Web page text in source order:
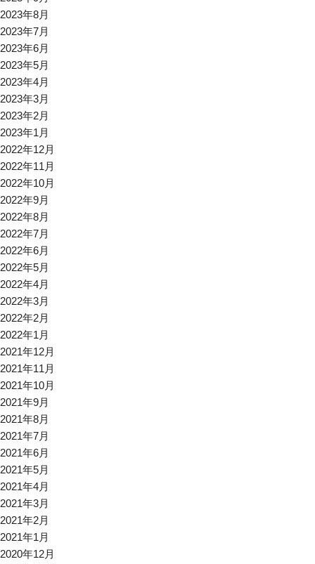
2023年8月
2023年7月
2023年6月
2023年5月
2023年4月
2023年3月
2023年2月
2023年1月
2022年12月
2022年11月
2022年10月
2022年9月
2022年8月
2022年7月
2022年6月
2022年5月
2022年4月
2022年3月
2022年2月
2022年1月
2021年12月
2021年11月
2021年10月
2021年9月
2021年8月
2021年7月
2021年6月
2021年5月
2021年4月
2021年3月
2021年2月
2021年1月
2020年12月